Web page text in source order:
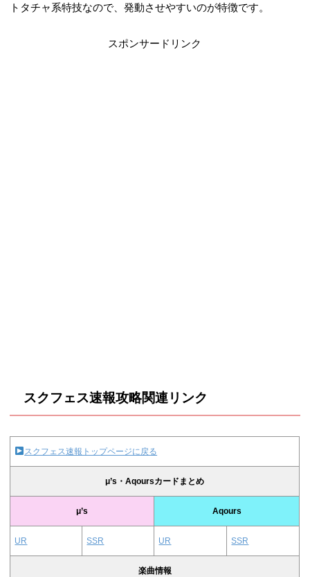
トタチャ系特技なので、発動させやすいのが特徴です。
スポンサードリンク
スクフェス速報攻略関連リンク
スクフェス速報トップページに戻る
μ’s・Aqoursカードまとめ
μ’s Aqours
UR SSR UR SSR
楽曲情報